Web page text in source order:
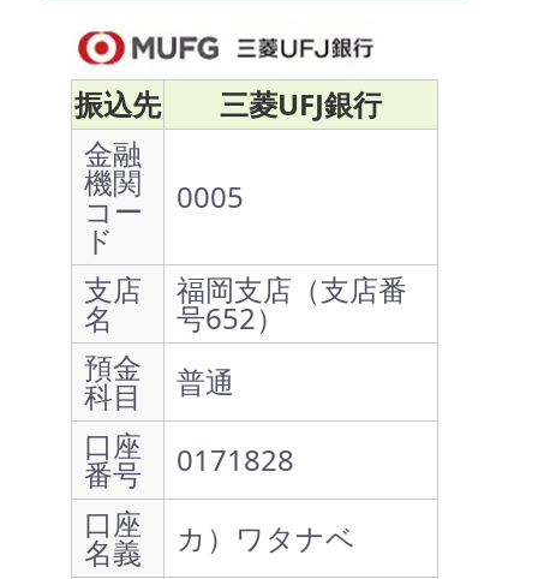
振込先
三菱UFJ銀行
金融
機関
コー
ド
0005
支店
名
福岡支店（支店番
号652）
預金
科目
普通
口座
番号
0171828
口座
名義
カ）ワタナベ